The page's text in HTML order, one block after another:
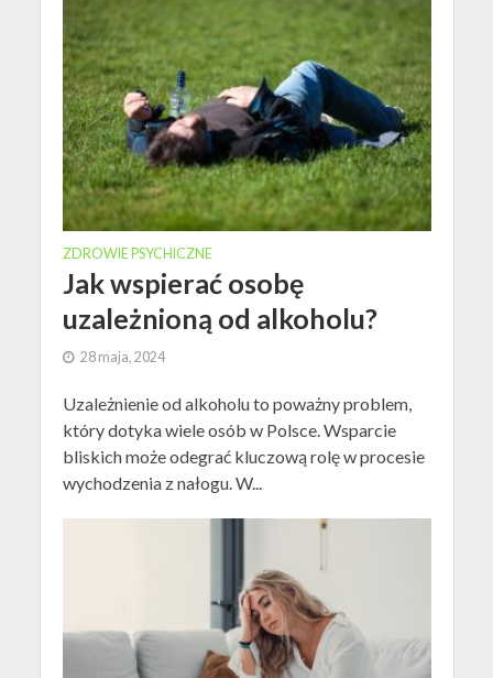
ZDROWIE PSYCHICZNE
Jak wspierać osobę
uzależnioną od alkoholu?
28 maja, 2024
Uzależnienie od alkoholu to poważny problem,
który dotyka wiele osób w Polsce. Wsparcie
bliskich może odegrać kluczową rolę w procesie
wychodzenia z nałogu. W...